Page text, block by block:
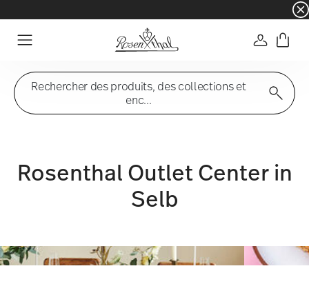
☀️ Summer SALE sur une sélection d'articles
Rechercher des produits, des collections et
enc...
Rosenthal Outlet Center in
Selb